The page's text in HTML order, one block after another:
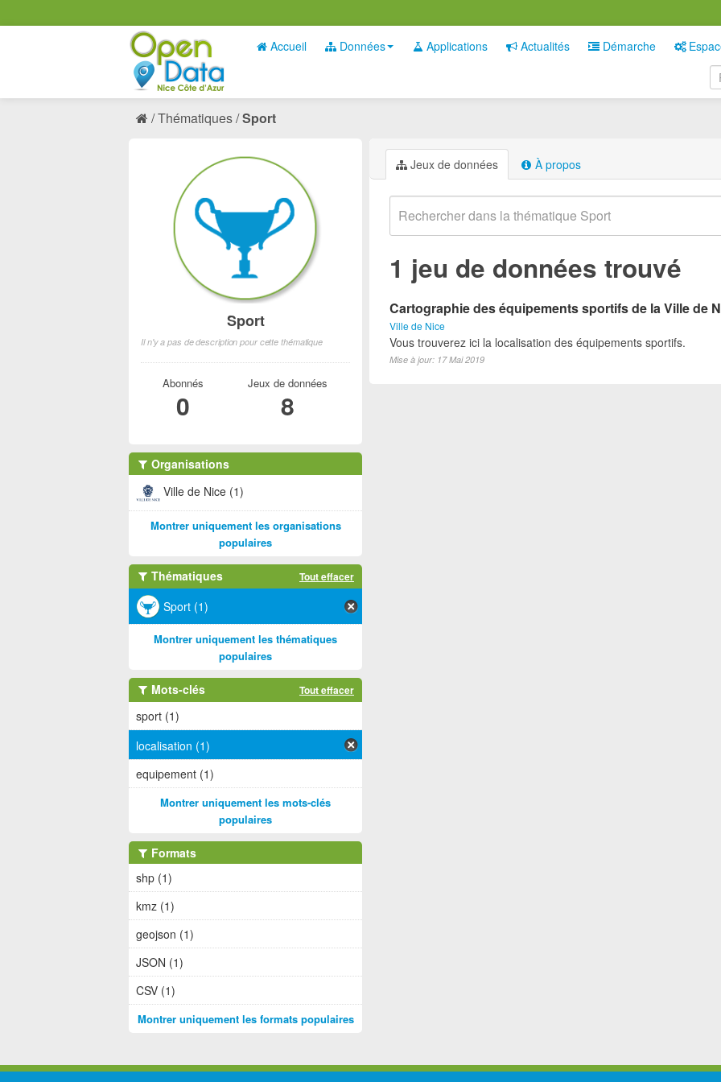
Accueil Données Applications Actualités Démarche
Thématiques Sport
Jeux de données À propos
1 jeu de données trouvé
Cartographie des équipements sportifs de la Ville de
Ville de Nice
Vous trouverez ici la localisation des équipements sportifs.
Mise à jour: 17 Mai 2019
Sport
Il n'y a pas de description pour cette thématique
Abonnés
0
Jeux de données
8
Organisations
Ville de Nice (1)
Montrer uniquement les organisations
populaires
Thématiques Tout effacer
Sport (1)
Montrer uniquement les thématiques
populaires
Mots-clés Tout effacer
sport (1)
localisation (1)
equipement (1)
Montrer uniquement les mots-clés
populaires
Formats
shp (1)
kmz (1)
geojson (1)
JSON (1)
CSV (1)
Montrer uniquement les formats populaires